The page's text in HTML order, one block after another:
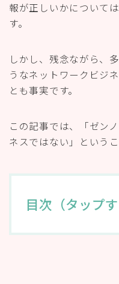
報が正しいかについて
す。
しかし、残念ながら、
うなネットワークビジ
とも事実です。
この記事では、「ゼン
ネスではない」という
目次（タップ